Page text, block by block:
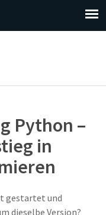
Python –
in
gestartet und
dieselbe Version?